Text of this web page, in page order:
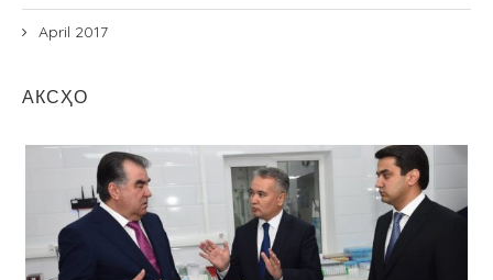
April 2017
АКСҲО